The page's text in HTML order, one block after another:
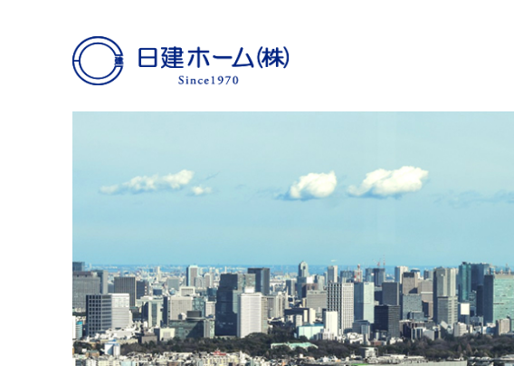
日建ホーム